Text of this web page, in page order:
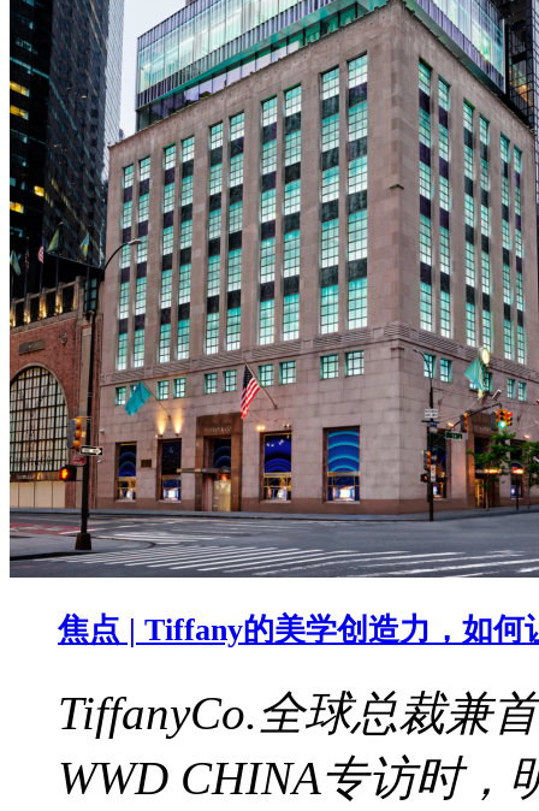
焦点 | Tiffany的美学创造力，如何
TiffanyCo.全球总裁兼
WWD CHINA专访时